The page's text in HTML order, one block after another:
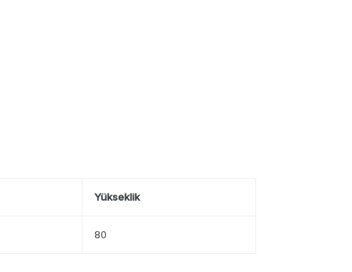
Yükseklik
80